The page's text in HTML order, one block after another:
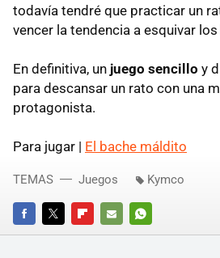
todavía tendré que practicar un
vencer la tendencia a esquivar
En definitiva, un juego sencillo y
para descansar un rato con una
protagonista.
Para jugar | El bache máldito
FACEBOOKTWITTERFLIPBOARD
E-
WHATSAPP
TEMAS Juegos Kymco